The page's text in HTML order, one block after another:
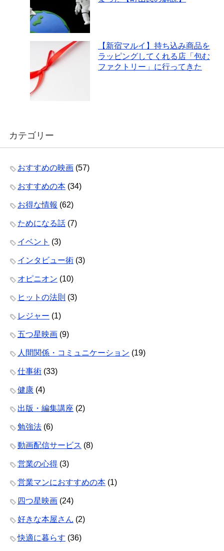
【新宿マルイ】持ち込み商品を
ラッピングしてくれる店「包む
ファクトリー」に行ってきた
カテゴリー
おすすめの映画 (57)
おすすめの本 (34)
お得な情報 (62)
ためになる話 (7)
イベント (3)
インタビュー術 (3)
オピニオン (10)
ヒットの法則 (3)
レジャー (1)
五つ星映画 (9)
人間関係・コミュニケーション (19)
仕事術 (33)
健康 (4)
出版・編集講座 (2)
勉強法 (6)
動画配信サービス (8)
営業の心得 (3)
営業マンにおすすめの本 (1)
四つ星映画 (24)
好きな本屋さん (2)
快適に暮らす (36)